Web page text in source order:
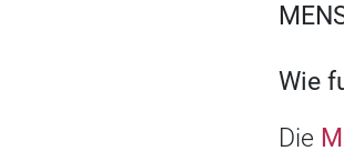
Wie
Die